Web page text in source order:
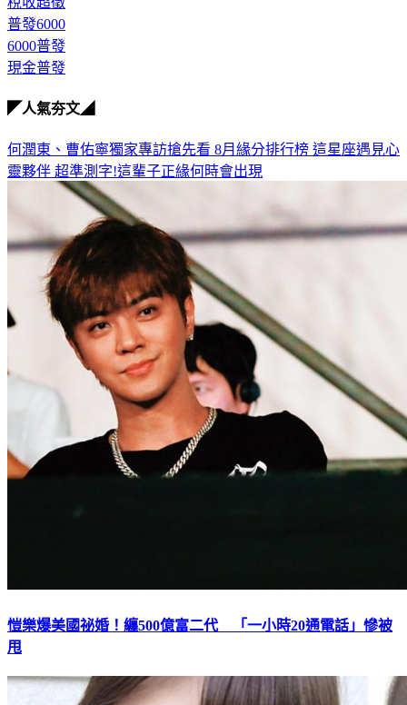
普發6000
6000普發
現金普發
◤人氣夯文◢
何潤東、曹佑寧獨家專訪搶先看 8月緣分排行榜 這星座遇見心
靈夥伴 超準測字!這輩子正緣何時會出現
愷樂爆美國祕婚！纏500億富二代 「一小時20通電話」慘被
甩